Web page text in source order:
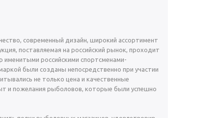
современный дизайн, широкий ассортимент
поставляемая на российский рынок, проходит
именитыми российскими спортсменами-
были созданы непосредственно при участии
не только цена и качественные
и пожелания рыболовов, которые были успешно